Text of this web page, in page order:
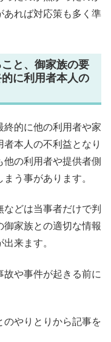
あれば対応策も多く準
と、御家族の要
に利用者本人の
的に他の利用者や家
本人の不利益となり
の利用者や提供者側
う事があります。
どは当事者だけで判
御家族との適切な情報
来ます。
故や事件が起きる前に
やりとりから記事を